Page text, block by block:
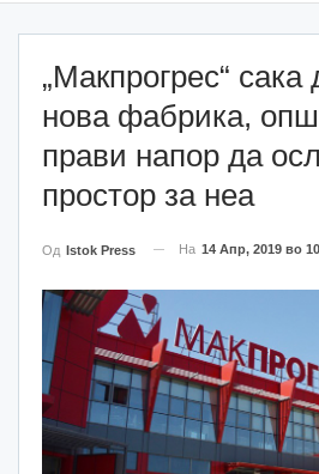
„Maкпрогрес“ сака
нова фабрика,
прави напор да
простор за неа
Од Istok Press На 14 Апр, 2019 во